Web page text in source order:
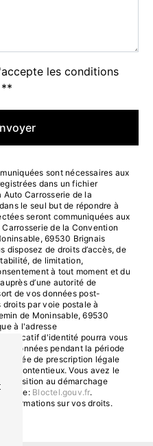
les conditions
**
sont nécessaires aux
dans un fichier
Carrosserie de la
le seul but de répondre à
seront communiquées aux
de la Convention
69530 Brignais
disposez de droits d’accès, de
de limitation,
à tout moment et du
d’une autorité de
de vos données post-
droits par voie postale à
de Moninsable, 69530
à l'adresse
d'identité pourra vous
données pendant la période
durée de prescription légale
contentieux. Vous avez le
au démarchage
Bloctel.gouv.fr.
sur vos droits.